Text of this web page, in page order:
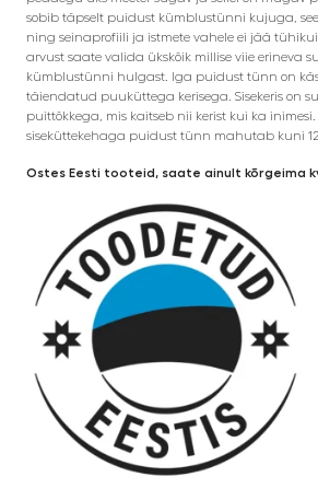
sobib täpselt puidust kümblustünni kujuga,
ning seinaprofiili ja istmete vahele ei jää
arvust saate valida ükskõik millise viie erineva
kümblustünni hulgast. Iga puidust tünn on
täiendatud puuküttega kerisega. Sisekeris on
puittõkkega, mis kaitseb nii kerist kui ka inimesi.
siseküttekehaga puidust tünn mahutab kuni
Ostes Eesti tooteid, saate ainult kõrgeima